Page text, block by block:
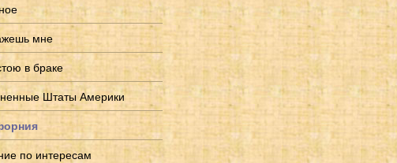
мне
в браке
Штаты Америки
по интересам